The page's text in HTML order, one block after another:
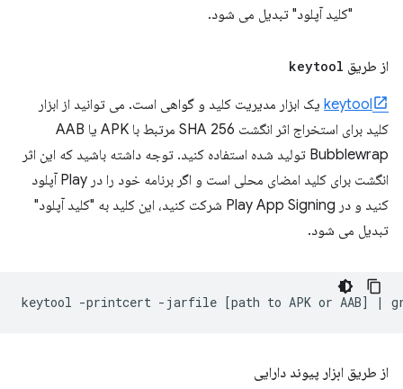
"کلید آپلود" تبدیل می شود.
از طریق keytool
keytool یک ابزار مدیریت کلید و گواهی است. می توانید از ابزار
کلید برای استخراج اثر انگشت SHA 256 مرتبط با APK یا AAB
Bubblewrap تولید شده استفاده کنید. توجه داشته باشید که این اثر
انگشت برای کلید امضای محلی است و اگر برنامه خود را در Play آپلود
کنید و در Play App Signing شرکت کنید، این کلید به "کلید آپلود"
تبدیل می شود.
keytool -printcert -jarfile [path to APK or AAB] |
از طریق ابزار پیوند دارایی